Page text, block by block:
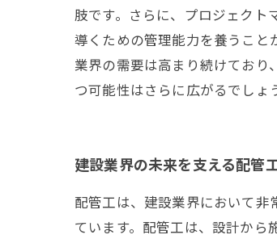
肢です。さらに、プロジェクト
導くための管理能力を養うこと
業界の需要は高まり続けており
つ可能性はさらに広がるでしょ
建設業界の未来を支える配管
配管工は、建設業界において非
ています。配管工は、設計から